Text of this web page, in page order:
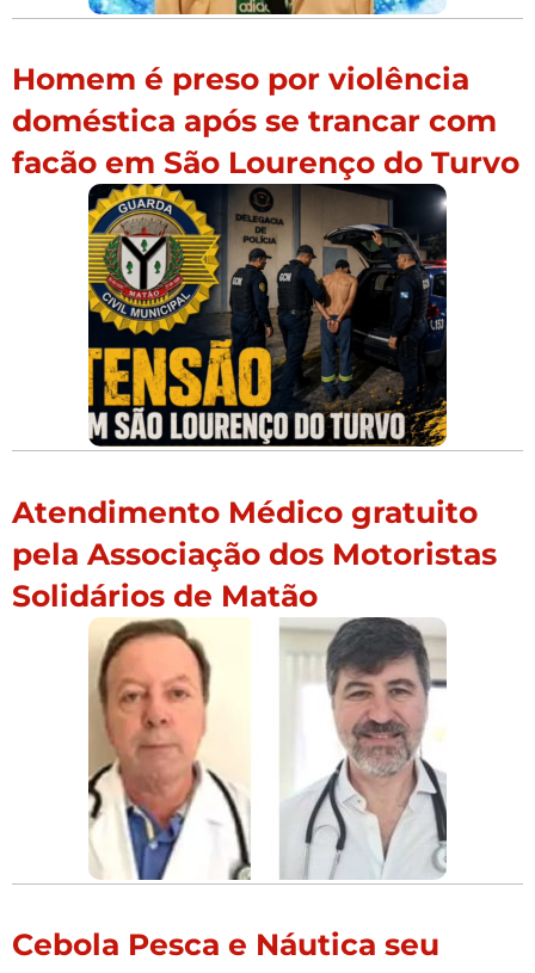
Homem é preso por violência
doméstica após se trancar com
facão em São Lourenço do Turvo
Atendimento Médico gratuito
pela Associação dos Motoristas
Solidários de Matão
Cebola Pesca e Náutica seu